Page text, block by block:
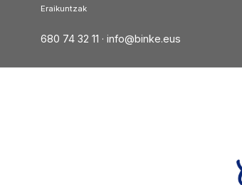
Eraikuntzak
680 74 32 11 · info@binke.eus